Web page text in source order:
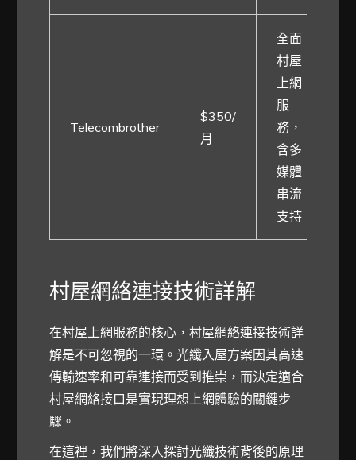
Telecombrother
$350/
月
全面
村屋
上網
服
務，
含多
媒體
串流
支持
村屋網絡連接技術詳解
在村屋上網服務的核心，村屋網絡連接技術詳
解是不可忽視的一環。光纖入屋方案因其高速
傳輸速率和可靠連接而受到推崇，而決定適合
村屋網絡接口是實現理想上網體驗的關鍵步
驟。
在這裡，我們將深入探討光纖技術背後的原理